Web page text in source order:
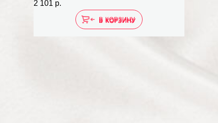
2 101 р.
В КОРЗИНУ